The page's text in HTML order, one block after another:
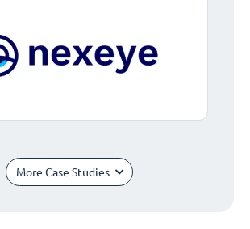
More Case Studies